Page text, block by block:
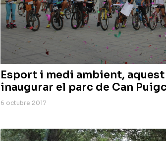
Esport i medi ambient,
inaugurar el parc de Can
6 octubre 2017